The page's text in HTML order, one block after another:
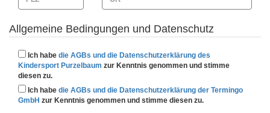
Allgemeine Bedingungen und Datenschutz
Ich habe die AGBs und die Datenschutzerklärung des
Kindersport Purzelbaum zur Kenntnis genommen und stimme
diesen zu.
Ich habe die AGBs und die Datenschutzerklärung der Termingo
GmbH zur Kenntnis genommen und stimme diesen zu.